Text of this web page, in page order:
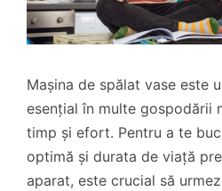
Mașina de spălat vase este
esențial în multe gospodării
timp și efort. Pentru a te
optimă și durata de viață
aparat, este crucial să